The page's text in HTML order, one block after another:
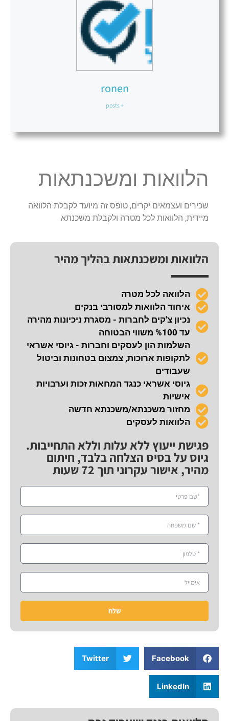
ronen
+ posts
הלוואות ומשכנתאות
שכירים ועצמאים יקרים, טופס זה מיועד לקבלת הלוואה
מיידית, הלוואות לכל מטרה ולקבלת משכנתא
הלוואות ומשכנתאות בהליך מהיר
הלוואה לכל מטרה
איחוד הלוואות למסורבי בנקים
נכיון צ'קים לחברות - מסגרת ניכיונות מהירה
עד %100 משווי הבטוחה
השלמות הון לעסקים וחברות - גיוסי אשראי
לתקופות ארוכות, צמצום בטחונות וביטול
שעבודים
גיוסי אשראי כנגד המחאות זכות וערבויות
אישיות
מחזור משכנתא/משכנתא חדשה
הלוואות לעסקים
פגישת ייעוץ ללא עלות וללא התחייבות.
גיוס על בסיס הצלחה בלבד, חיתום
מהיר, אישור עקרוני תוך 72 שעות
שלח
Facebook
Twitter
LinkedIn